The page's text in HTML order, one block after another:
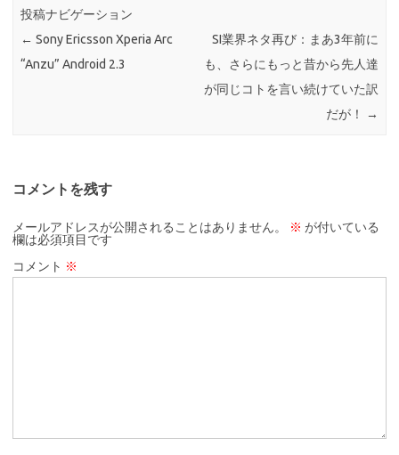
投稿ナビゲーション
← Sony Ericsson Xperia Arc
“Anzu” Android 2.3
SI業界ネタ再び：まあ3年前に
も、さらにもっと昔から先人達
が同じコトを言い続けていた訳
だが！
→
コメントを残す
メールアドレスが公開されることはありません。 ※ が付いている
欄は必須項目です
コメント ※